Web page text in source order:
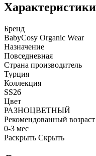
Бренд
BabyCosy Organic Wear
Назначение
Повседневная
Страна производитель
Турция
Коллекция
SS26
Цвет
РАЗНОЦВЕТНЫЙ
Рекомендованный возраст
0-3 мес
Раскрыть Скрыть